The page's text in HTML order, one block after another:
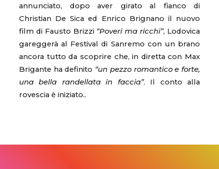
annunciato, dopo aver girato al fianco di
Christian De Sica ed Enrico Brignano il nuovo
film di Fausto Brizzi “Poveri ma ricchi”, Lodovica
gareggerà al Festival di Sanremo con un brano
ancora tutto da scoprire che, in diretta con Max
Brigante ha definito “un pezzo romantico e forte,
una bella randellata in faccia”. Il conto alla
rovescia è iniziato..